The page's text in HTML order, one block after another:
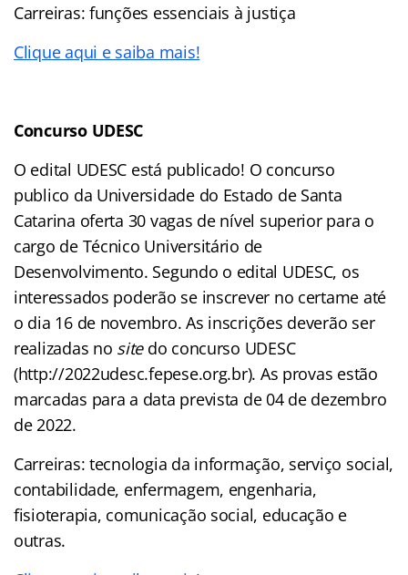
Carreiras: funções essenciais à justiça
Clique aqui e saiba mais!
Concurso UDESC
O edital UDESC está publicado! O concurso
publico da Universidade do Estado de Santa
Catarina oferta 30 vagas de nível superior para o
cargo de Técnico Universitário de
Desenvolvimento. Segundo o edital UDESC, os
interessados poderão se inscrever no certame até
o dia 16 de novembro. As inscrições deverão ser
realizadas no sitedo concurso UDESC
(http://2022udesc.fepese.org.br). As provas estão
marcadas para a data prevista de 04 de dezembro
de 2022.
Carreiras: tecnologia da informação, serviço social,
contabilidade, enfermagem, engenharia,
fisioterapia, comunicação social, educação e
outras.